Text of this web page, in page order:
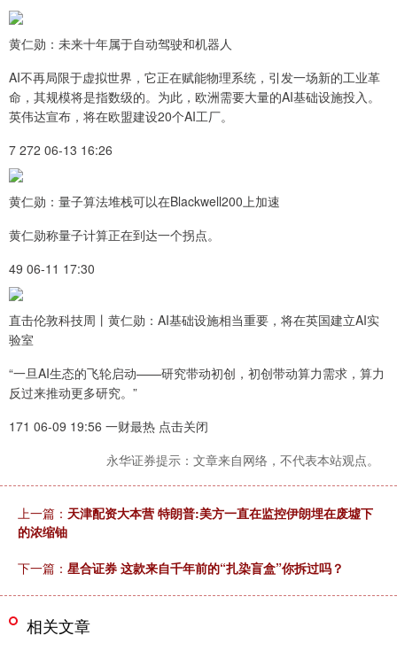
黄仁勋：未来十年属于自动驾驶和机器人
AI不再局限于虚拟世界，它正在赋能物理系统，引发一场新的工业革
命，其规模将是指数级的。为此，欧洲需要大量的AI基础设施投入。
英伟达宣布，将在欧盟建设20个AI工厂。
7 272 06-13 16:26
黄仁勋：量子算法堆栈可以在Blackwell200上加速
黄仁勋称量子计算正在到达一个拐点。
49 06-11 17:30
直击伦敦科技周丨黄仁勋：AI基础设施相当重要，将在英国建立AI实
验室
“一旦AI生态的飞轮启动——研究带动初创，初创带动算力需求，算力
反过来推动更多研究。”
171 06-09 19:56 一财最热 点击关闭
永华证券提示：文章来自网络，不代表本站观点。
上一篇： 天津配资大本营 特朗普:美方一直在监控伊朗埋在废墟下
的浓缩铀
下一篇： 星合证券 这款来自千年前的“扎染盲盒”你拆过吗？
相关文章